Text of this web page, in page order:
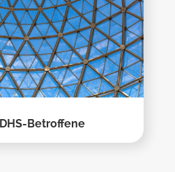
Betroffene